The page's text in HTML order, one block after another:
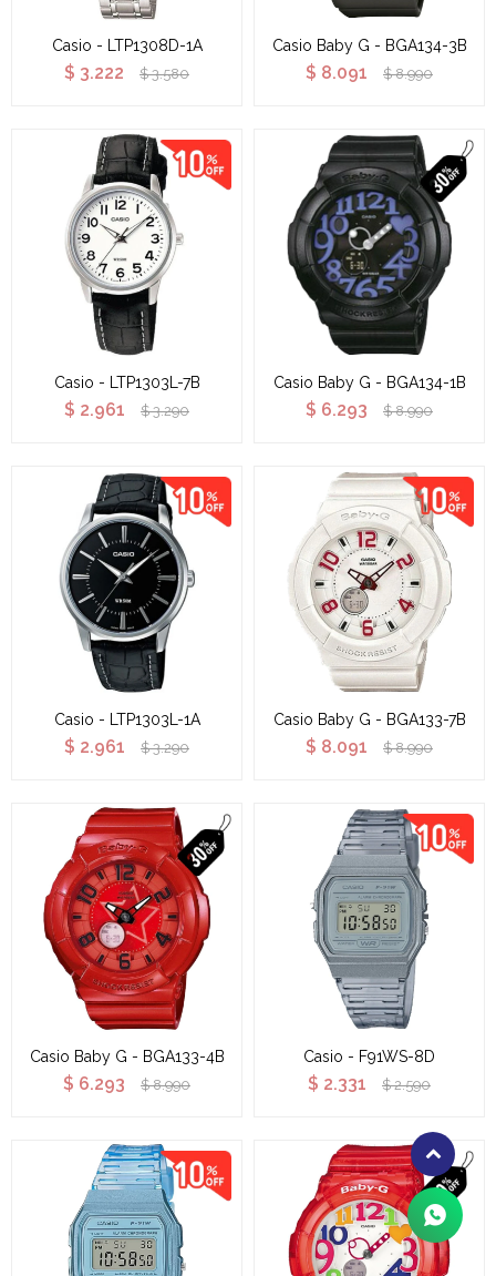
Casio - LTP1308D-1A
$ 3.222 $ 3.580
Casio Baby G - BGA134-3B
$ 8.091 $ 8.990
Casio - LTP1303L-7B
$ 2.961 $ 3.290
Casio Baby G - BGA134-1B
$ 6.293 $ 8.990
Casio - LTP1303L-1A
$ 2.961 $ 3.290
Casio Baby G - BGA133-7B
$ 8.091 $ 8.990
Casio Baby G - BGA133-4B
$ 6.293 $ 8.990
Casio - F91WS-8D
$ 2.331 $ 2.590